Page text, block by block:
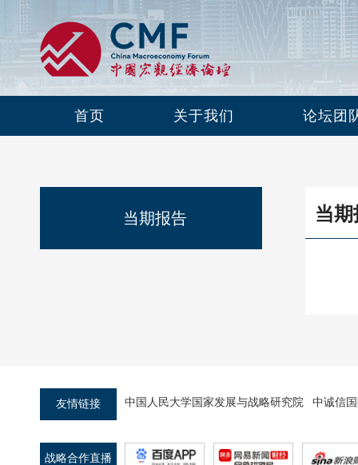
首页 关于我们 论坛团
当期报告 当期
友情链接 中国人民大学国家发展与战略研究院 中诚信
战略合作直播